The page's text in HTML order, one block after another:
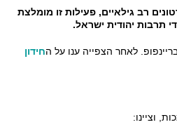
רב גילאיים, פעילות זו מומלצת
יהודית ישראל.
לאחר הצפייה ענו על החידון
וציינו: